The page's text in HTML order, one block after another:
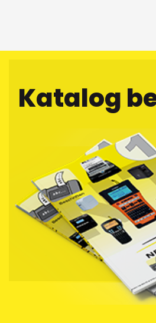
Katalog